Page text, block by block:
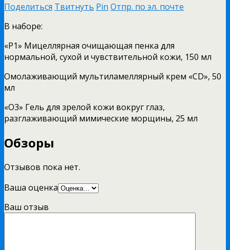
Поделиться Твитнуть Pin Отпр. по эл. почте
В наборе:
«P1» Мицеллярная очищающая пенка для
нормальной, сухой и чувствительной кожи, 150 мл
Омолаживающий мультиламеллярный крем «СD», 50
мл
«O3» Гель для зрелой кожи вокруг глаз,
разглаживающий мимические морщины, 25 мл
Обзоры
Отзывов пока нет.
Ваша оценка
Ваш отзыв